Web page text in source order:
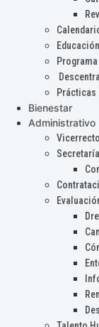
Bienestar
Administrativo